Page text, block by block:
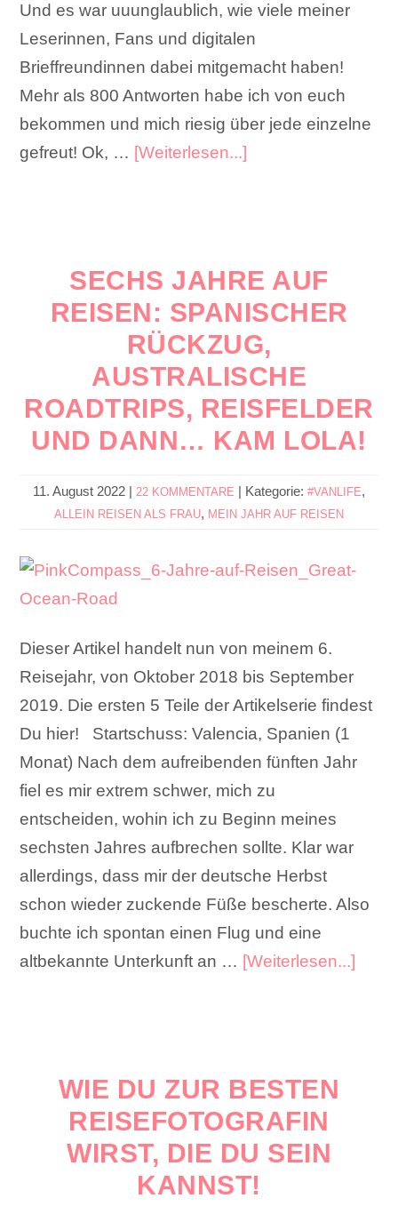
Und es war uuunglaublich, wie viele meiner
Leserinnen, Fans und digitalen
Brieffreundinnen dabei mitgemacht haben!
Mehr als 800 Antworten habe ich von euch
bekommen und mich riesig über jede einzelne
gefreut! Ok, … [Weiterlesen...]
SECHS JAHRE AUF
REISEN: SPANISCHER
RÜCKZUG,
AUSTRALISCHE
ROADTRIPS, REISFELDER
UND DANN… KAM LOLA!
11. August 2022 | 22 KOMMENTARE | Kategorie: #VANLIFE,
ALLEIN REISEN ALS FRAU, MEIN JAHR AUF REISEN
Dieser Artikel handelt nun von meinem 6.
Reisejahr, von Oktober 2018 bis September
2019. Die ersten 5 Teile der Artikelserie findest
Du hier! Startschuss: Valencia, Spanien (1
Monat) Nach dem aufreibenden fünften Jahr
fiel es mir extrem schwer, mich zu
entscheiden, wohin ich zu Beginn meines
sechsten Jahres aufbrechen sollte. Klar war
allerdings, dass mir der deutsche Herbst
schon wieder zuckende Füße bescherte. Also
buchte ich spontan einen Flug und eine
altbekannte Unterkunft an … [Weiterlesen...]
WIE DU ZUR BESTEN
REISEFOTOGRAFIN
WIRST, DIE DU SEIN
KANNST!